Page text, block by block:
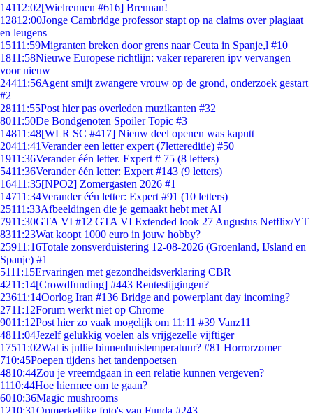
14112:02[Wielrennen #616] Brennan!
12812:00Jonge Cambridge professor stapt op na claims over plagiaat
en leugens
15111:59Migranten breken door grens naar Ceuta in Spanje,l #10
1811:58Nieuwe Europese richtlijn: vaker repareren ipv vervangen
voor nieuw
24411:56Agent smijt zwangere vrouw op de grond, onderzoek gestart
#2
28111:55Post hier pas overleden muzikanten #32
8011:50De Bondgenoten Spoiler Topic #3
14811:48[WLR SC #417] Nieuw deel openen was kaputt
20411:41Verander een letter expert (7lettereditie) #50
1911:36Verander één letter. Expert # 75 (8 letters)
5411:36Verander één letter: Expert #143 (9 letters)
16411:35[NPO2] Zomergasten 2026 #1
14711:34Verander één letter: Expert #91 (10 letters)
25111:33Afbeeldingen die je gemaakt hebt met AI
7911:30GTA VI #12 GTA VI Extended look 27 Augustus Netflix/YT
8311:23Wat koopt 1000 euro in jouw hobby?
25911:16Totale zonsverduistering 12-08-2026 (Groenland, IJsland en
Spanje) #1
5111:15Ervaringen met gezondheidsverklaring CBR
4211:14[Crowdfunding] #443 Rentestijgingen?
23611:14Oorlog Iran #136 Bridge and powerplant day incoming?
2711:12Forum werkt niet op Chrome
9011:12Post hier zo vaak mogelijk om 11:11 #39 Vanz11
4811:04Jezelf gelukkig voelen als vrijgezelle vijftiger
17511:02Wat is jullie binnenhuistemperatuur? #81 Horrorzomer
710:45Poepen tijdens het tandenpoetsen
4810:44Zou je vreemdgaan in een relatie kunnen vergeven?
1110:44Hoe hiermee om te gaan?
6010:36Magic mushrooms
1210:31Opmerkelijke foto's van Funda #243